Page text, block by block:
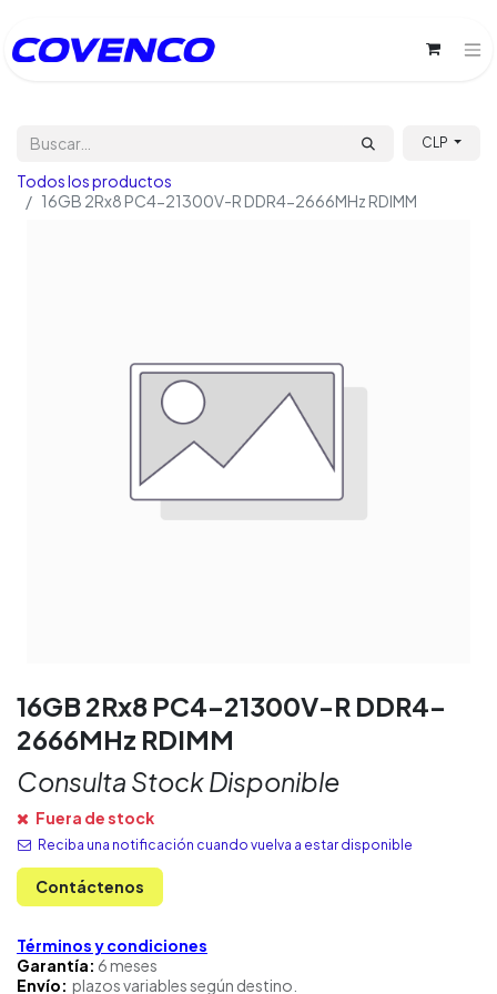
CLP
Todos los productos
16GB 2Rx8 PC4-21300V-R DDR4-2666MHz RDIMM
16GB 2Rx8 PC4-21300V-R DDR4-
2666MHz RDIMM
Consulta Stock Disponible
Fuera de stock
Reciba una notificación cuando vuelva a estar disponible
Contáctenos
Términos y condiciones
Garantía: 6 meses
Envío: plazos variables según destino.